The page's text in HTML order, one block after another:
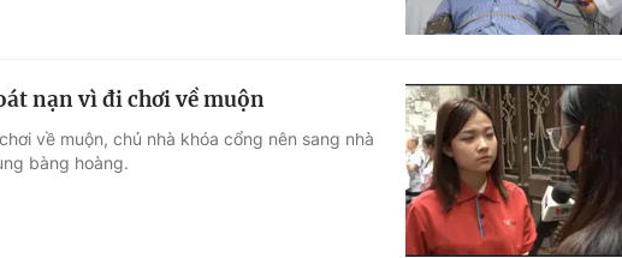
nạn vì đi chơi về muộn
về muộn, chủ nhà khóa cổng nên sang nhà
bàng hoàng.